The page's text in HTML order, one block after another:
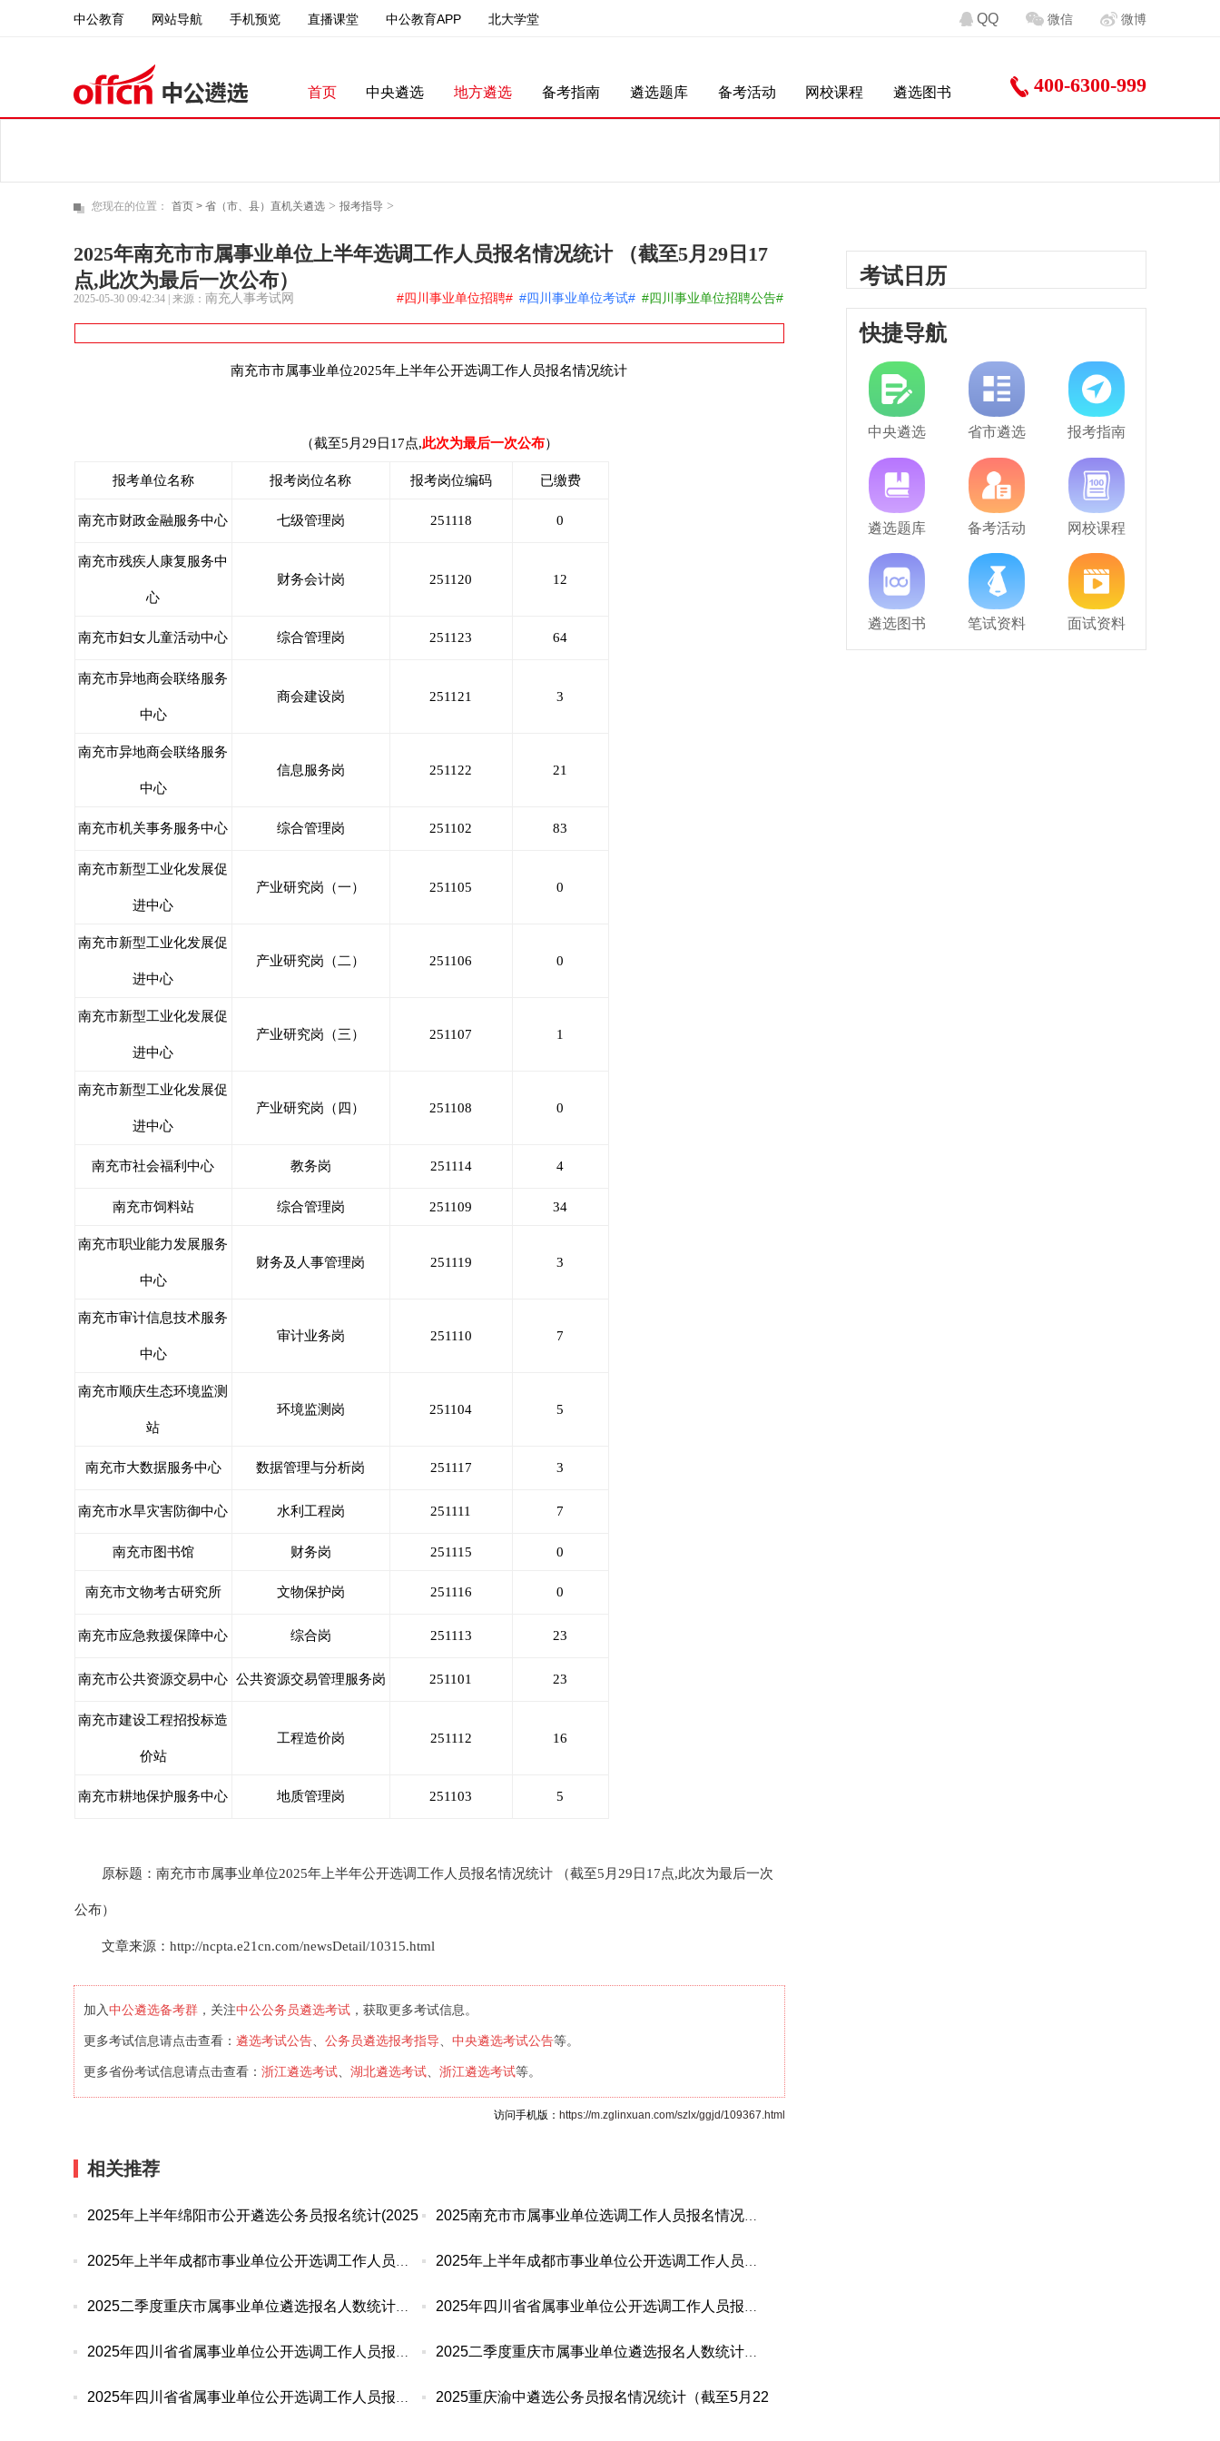
中公教育 网站导航 手机预览 直播课堂 中公教育APP 北大学堂 QQ 微信 微博
首页 中央遴选 地方遴选 备考指南 遴选题库 备考活动 网校课程 遴选图书 400-6300-999
您现在的位置： 首页 > 省（市、县）直机关遴选> 报考指导 >
2025年南充市市属事业单位上半年选调工作人员报名情况统计 （截至5月29日17
点,此次为最后一次公布）
2025-05-30 09:42:34| 来源： 南充人事考试网 #四川事业单位招聘# #四川事业单位考试# #四川事业单位招聘公告#
南充市市属事业单位2025年上半年公开选调工作人员报名情况统计
（截至5月29日17点,此次为最后一次公布）
报考单位名称 报考岗位名称 报考岗位编码 已缴费
南充市财政金融服务中心 七级管理岗 251118 0
南充市残疾人康复服务中
心
财务会计岗 251120 12
南充市妇女儿童活动中心 综合管理岗 251123 64
南充市异地商会联络服务
中心
商会建设岗 251121 3
南充市异地商会联络服务
中心
信息服务岗 251122 21
南充市机关事务服务中心 综合管理岗 251102 83
南充市新型工业化发展促
进中心
产业研究岗（一） 251105 0
南充市新型工业化发展促
进中心
产业研究岗（二） 251106 0
南充市新型工业化发展促
进中心
产业研究岗（三） 251107 1
南充市新型工业化发展促
进中心
产业研究岗（四） 251108 0
南充市社会福利中心 教务岗 251114 4
南充市饲料站 综合管理岗 251109 34
南充市职业能力发展服务
中心
财务及人事管理岗 251119 3
南充市审计信息技术服务
中心
审计业务岗 251110 7
南充市顺庆生态环境监测
站
环境监测岗 251104 5
南充市大数据服务中心 数据管理与分析岗 251117 3
南充市水旱灾害防御中心 水利工程岗 251111 7
南充市图书馆 财务岗 251115 0
南充市文物考古研究所 文物保护岗 251116 0
南充市应急救援保障中心 综合岗 251113 23
南充市公共资源交易中心 公共资源交易管理服务岗 251101 23
南充市建设工程招投标造
价站
工程造价岗 251112 16
南充市耕地保护服务中心 地质管理岗 251103 5
原标题：南充市市属事业单位2025年上半年公开选调工作人员报名情况统计 （截至5月29日17点,此次为最后一次
公布）
文章来源：http://ncpta.e21cn.com/newsDetail/10315.html
加入中公遴选备考群，关注中公公务员遴选考试，获取更多考试信息。
更多考试信息请点击查看： 遴选考试公告、 公务员遴选报考指导、 中央遴选考试公告等。
更多省份考试信息请点击查看： 浙江遴选考试、 湖北遴选考试、 浙江遴选考试等。
访问手机版： https://m.zglinxuan.com/szlx/ggjd/109367.html
相关推荐
2025年上半年绵阳市公开遴选公务员报名统计(2025 2025南充市市属事业单位选调工作人员报名情况统计
2025年上半年成都市事业单位公开选调工作人员报名 2025年上半年成都市事业单位公开选调工作人员报名
2025二季度重庆市属事业单位遴选报名人数统计（05 2025年四川省省属事业单位公开选调工作人员报名情
2025年四川省省属事业单位公开选调工作人员报名情 2025二季度重庆市属事业单位遴选报名人数统计（05
2025年四川省省属事业单位公开选调工作人员报名情 2025重庆渝中遴选公务员报名情况统计（截至5月22
考试日历
快捷导航
中央遴选 省市遴选 报考指南
遴选题库 备考活动 网校课程
遴选图书 笔试资料 面试资料